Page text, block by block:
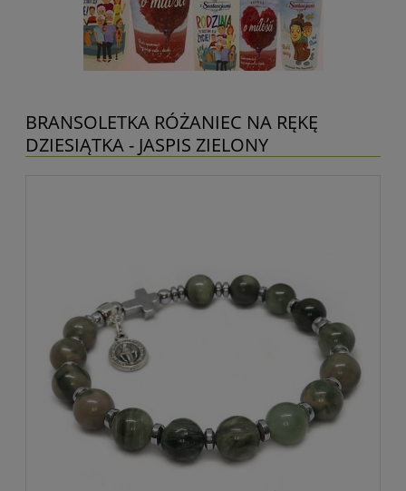
BRANSOLETKA RÓŻANIEC NA RĘKĘ
DZIESIĄTKA - JASPIS ZIELONY